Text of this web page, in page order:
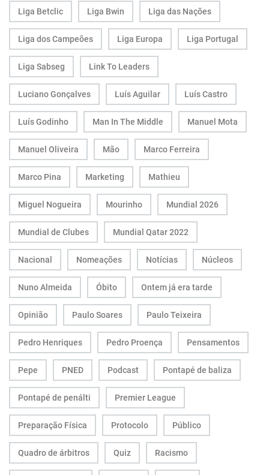
Liga Betclic Liga Bwin Liga das Nações
Liga dos Campeões Liga Europa Liga Portugal
Liga Sabseg Link To Leaders
Luciano Gonçalves Luís Aguilar Luís Castro
Luís Godinho Man In The Middle Manuel Mota
Manuel Oliveira Mão Marco Ferreira
Marco Pina Marketing Mathieu
Miguel Nogueira Mourinho Mundial 2026
Mundial de Clubes Mundial Qatar 2022
Nacional Nomeações Notícias Núcleos
Nuno Almeida Óbito Ontem já era tarde
Opinião Paulo Soares Paulo Teixeira
Pedro Henriques Pedro Proença Pensamentos
Pepe PNED Podcast Pontapé de baliza
Pontapé de penálti Premier League
Preparação Física Protocolo Público
Quadro de árbitros Quiz Racismo